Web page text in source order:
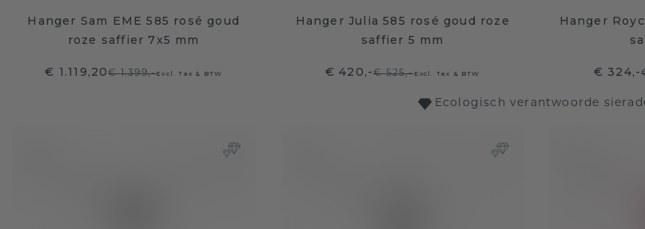
Hanger Sam EME 585 rosé goud
roze saffier 7x5 mm
€ 1.119,20€ 1.399,-Excl. Tax & BTW
Hanger Julia 585 rosé goud roze
saffier 5 mm
€ 420,-€ 525,-Excl. Tax & BTW
Hanger
€ 324,-
Ecologisch verantwoorde